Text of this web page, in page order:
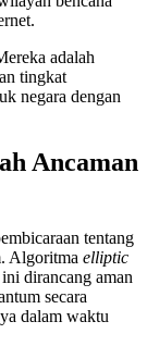
adalah
tingkat
negara dengan
Ancaman
tentang
Algoritma elliptic
dirancang aman
secara
dalam waktu